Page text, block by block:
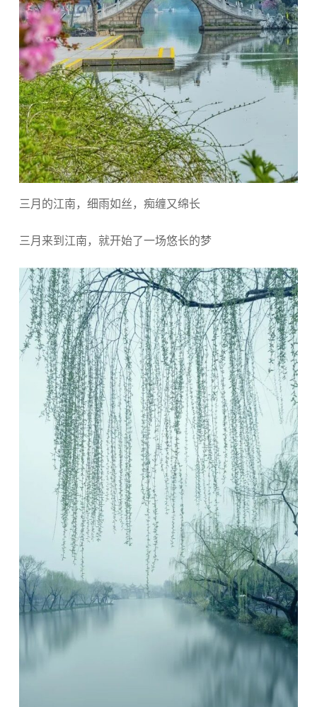
三月的江南，细雨如丝，痴缠又绵长
三月来到江南，就开始了一场悠长的梦